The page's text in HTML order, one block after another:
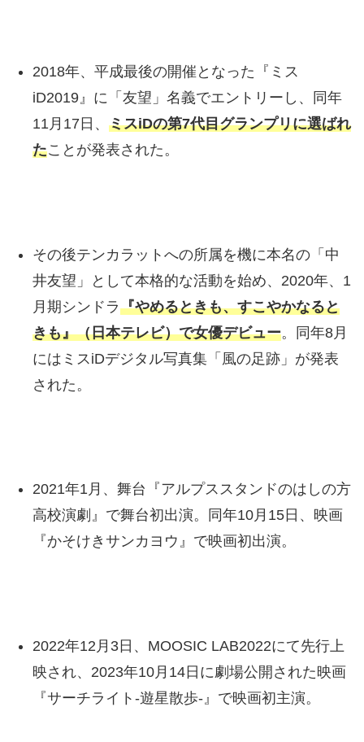
2018年、平成最後の開催となった『ミス
iD2019』に「友望」名義でエントリーし、同年
11月17日、 ミスiDの第7代目グランプリに選ばれ
たことが発表された。
その後テンカラットへの所属を機に本名の「中
井友望」として本格的な活動を始め、2020年、1
月期シンドラ『やめるときも、すこやかなると
きも』（日本テレビ）で女優デビュー。同年8月
にはミスiDデジタル写真集「風の足跡」が発表
された。
2021年1月、舞台『アルプススタンドのはしの方
高校演劇』で舞台初出演。同年10月15日、映画
『かそけきサンカヨウ』で映画初出演。
2022年12月3日、MOOSIC LAB2022にて先行上
映され、2023年10月14日に劇場公開された映画
『サーチライト-遊星散歩-』で映画初主演。